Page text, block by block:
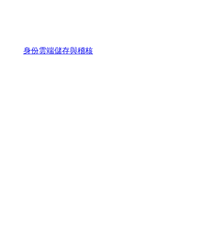
身份雲端儲存與稽核